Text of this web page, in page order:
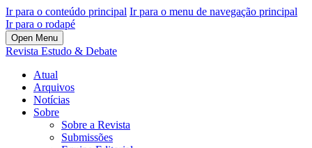
Ir para o conteúdo principal Ir para o menu de navegação principal
Ir para o rodapé
Open Menu
Revista Estudo & Debate
Atual
Arquivos
Notícias
Sobre
Sobre a Revista
Submissões